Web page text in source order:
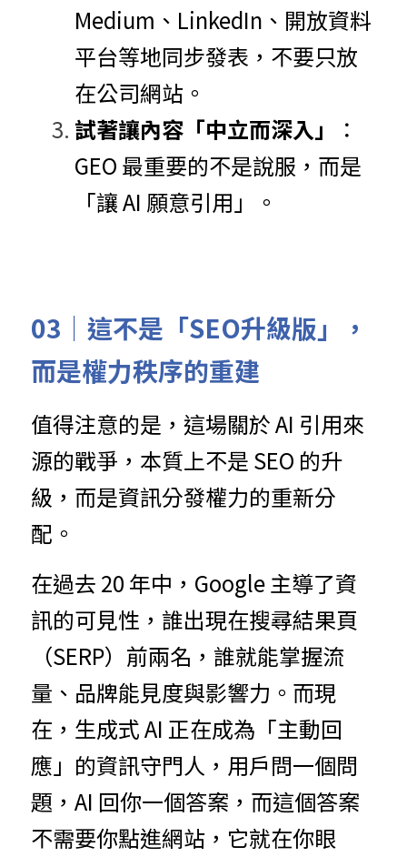
Medium、LinkedIn、開放資料
平台等地同步發表，不要只放
在公司網站。
試著讓內容「中立而深入」
：
GEO 最重要的不是說服，而是
「讓 AI 願意引用」。
03｜ 這不是「SEO升級版」，
而是權力秩序的重建
值得注意的是，這場關於 AI 引用來
源的戰爭，本質上不是 SEO 的升
級，而是資訊分發權力的重新分
配。
在過去 20 年中，Google 主導了資
訊的可見性，誰出現在搜尋結果頁
（SERP）前兩名，誰就能掌握流
量、品牌能見度與影響力。而現
在，生成式 AI 正在成為「主動回
應」的資訊守門人，用戶問一個問
題，AI 回你一個答案，而這個答案
不需要你點進網站，它就在你眼